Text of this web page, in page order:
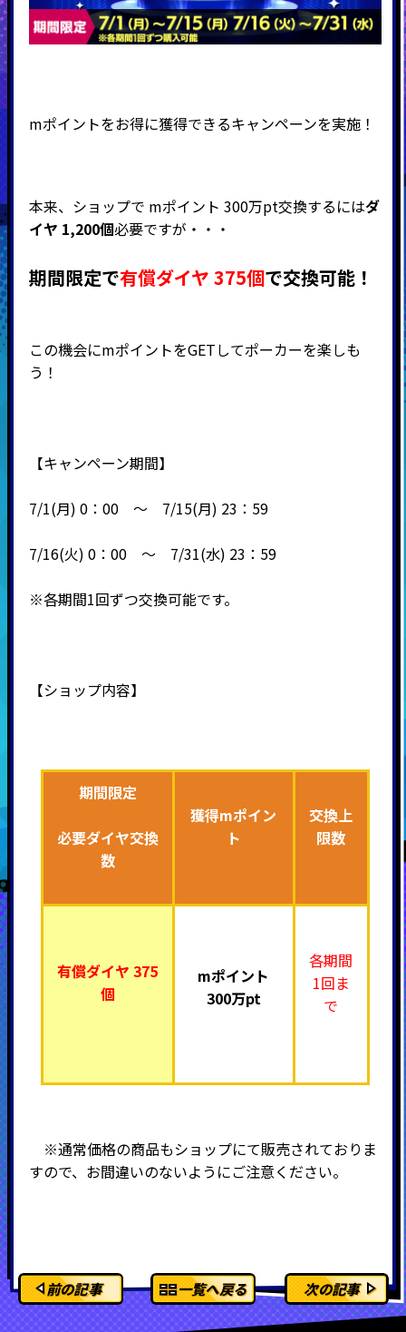
mポイントをお得に獲得できるキャンペーンを実施！
本来、ショップで mポイント 300万pt交換するにはダ
イヤ 1,200個必要ですが・・・
期間限定で有償ダイヤ 375個で交換可能！
この機会にmポイントをGETしてポーカーを楽しも
う！
【キャンペーン期間】
7/1(月) 0：00 ～ 7/15(月) 23：59
7/16(火) 0：00 ～ 7/31(水) 23：59
※各期間1回ずつ交換可能です。
【ショップ内容】
期間限定
必要ダイヤ交換
数
獲得mポイン
ト
交換上
限数
有償ダイヤ 375
個
mポイント
300万pt
各期間
1回ま
で
※通常価格の商品もショップにて販売されておりま
すので、お間違いのないようにご注意ください。
前の記事 一覧へ戻る 次の記事